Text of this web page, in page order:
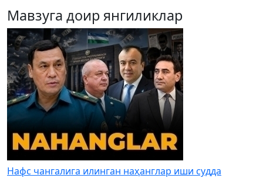
Мавзуга доир янгиликлар
Нафс чангалига илинган наҳанглар иши судда